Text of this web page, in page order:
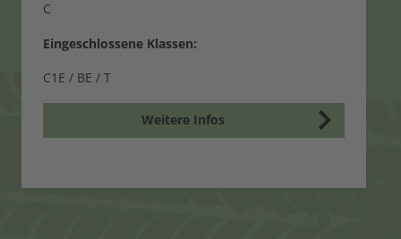
C
Eingeschlossene Klassen:
C1E / BE / T
Weitere Infos